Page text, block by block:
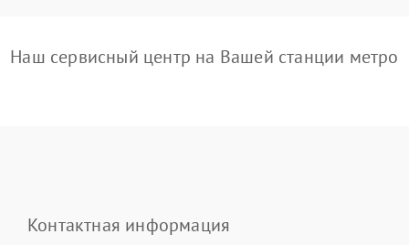
Наш сервисный центр на Вашей станции метро
Контактная информация